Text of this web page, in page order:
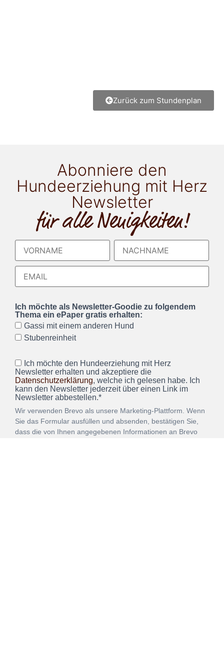
Zurück zum Stundenplan
Abonniere den
Hundeerziehung mit Herz
Newsletter
für alle Neuigkeiten!
Ich möchte als Newsletter-Goodie zu folgendem
Thema ein ePaper gratis erhalten:
Gassi mit einem anderen Hund
Stubenreinheit
Ich möchte den Hundeerziehung mit Herz
Newsletter erhalten und akzeptiere die
Datenschutzerklärung, welche ich gelesen habe. Ich
kann den Newsletter jederzeit über einen Link im
Newsletter abbestellen.*
Wir verwenden Brevo als unsere Marketing-Plattform. Wenn
Sie das Formular ausfüllen und absenden, bestätigen Sie,
dass die von Ihnen angegebenen Informationen an Brevo